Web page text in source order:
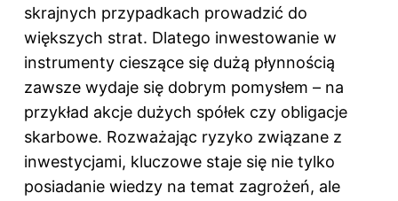
skrajnych przypadkach prowadzić do
większych strat. Dlatego inwestowanie w
instrumenty cieszące się dużą płynnością
zawsze wydaje się dobrym pomysłem – na
przykład akcje dużych spółek czy obligacje
skarbowe. Rozważając ryzyko związane z
inwestycjami, kluczowe staje się nie tylko
posiadanie wiedzy na temat zagrożeń, ale